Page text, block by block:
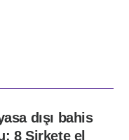
dışı bahis
8 Şirkete el